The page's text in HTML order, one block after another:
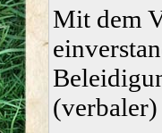
Mit dem
(verbaler)